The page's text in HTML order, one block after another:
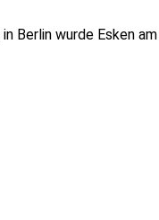
Berlin wurde Esken